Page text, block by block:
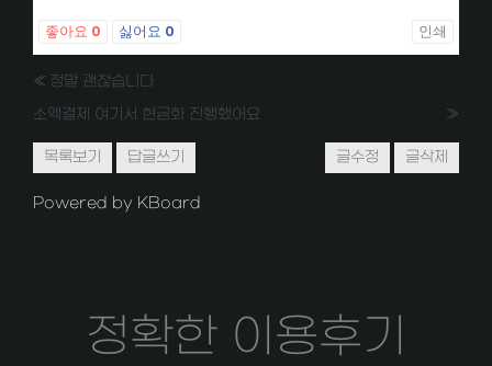
좋아요 0 싫어요 0 인쇄
« 정말 괜찮습니다
소액결제 여기서 현금화 진행했어요
»
목록보기 답글쓰기 글수정 글삭제
Powered by KBoard
정확한 이용후기